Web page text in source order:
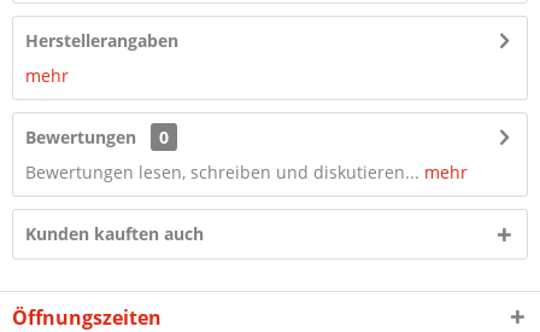
Herstellerangaben
mehr
Bewertungen
0
Bewertungen lesen, schreiben und diskutieren... mehr
Kunden kauften auch
Öffnungszeiten